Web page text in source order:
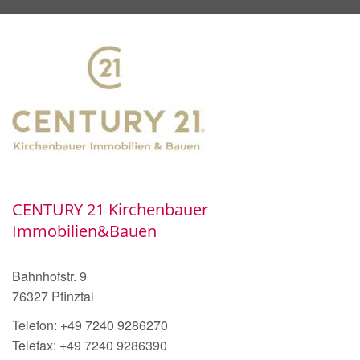
CENTURY 21 Kirchenbauer
Immobilien&Bauen
Bahnhofstr. 9
76327 Pfinztal
Telefon: +49 7240 9286270
Telefax: +49 7240 9286390